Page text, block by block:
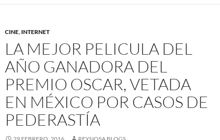
CINE, INTERNET
LA MEJOR PELICULA DEL
AÑO GANADORA DEL
PREMIO OSCAR, VETADA
EN MÉXICO POR CASOS DE
PEDERASTÍA